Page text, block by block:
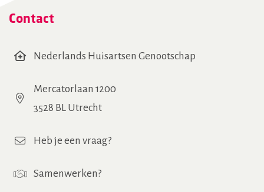
Contact
Nederlands Huisartsen Genootschap
Mercatorlaan 1200
3528 BL Utrecht
Heb je een vraag?
Samenwerken?